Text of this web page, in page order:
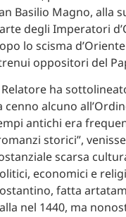
Basilio Magno, alla
degli Imperatori
lo scisma
oppositori del
ha
cenno alcuno
antichi era
storici”,
scarsa
economici e
fatta
nel 1440, ma